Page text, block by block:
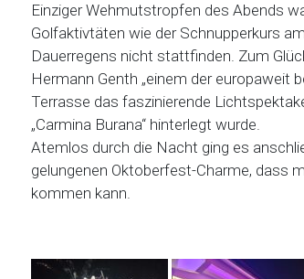
Einziger Wehmutstropfen des Abends
Golfaktivtäten wie der Schnupperkurs
Dauerregens nicht stattfinden. Zum
Hermann Genth „einem der europaweit
Terrasse das faszinierende
„Carmina Burana“ hinterlegt wurde.
Atemlos durch die Nacht ging es
gelungenen Oktoberfest-Charme, dass
kommen kann.